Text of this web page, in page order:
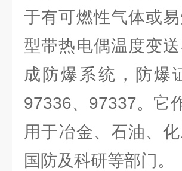
于有可燃性气体或
型带热电偶温度变
成防爆系统，防爆
97336、97337。它
用于冶金、石油、
国防及科研等部门。